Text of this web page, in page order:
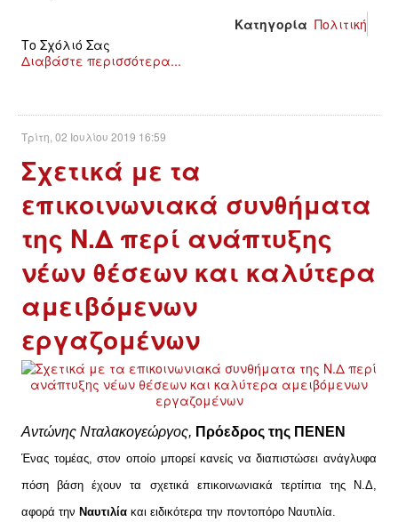
Κατηγορία Πολιτική
Το Σχόλιό Σας
Διαβάστε περισσότερα...
Τρίτη, 02 Ιουλίου 2019 16:59
Σχετικά με τα
επικοινωνιακά συνθήματα
της Ν.Δ περί ανάπτυξης
νέων θέσεων και καλύτερα
αμειβόμενων
εργαζομένων
Αντώνης Νταλακογεώργος, Πρόεδρος της ΠΕΝΕΝ
Ένας τομέας, στον οποίο μπορεί κανείς να διαπιστώσει ανάγλυφα
πόση βάση έχουν τα σχετικά επικοινωνιακά τερτίπια της Ν.Δ,
αφορά την Ναυτιλία και ειδικότερα την ποντοπόρο Ναυτιλία.